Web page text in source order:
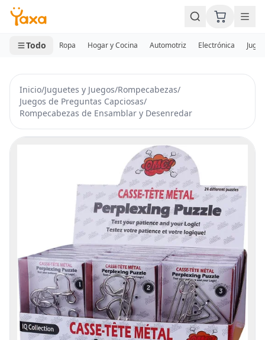
MINI CARRITO
0 productos
Todo Ropa Hogar y Cocina Automotriz Electrónica
Inicio/Juguetes y Juegos/Rompecabezas/
Juegos de Preguntas Capciosas/
Rompecabezas de Ensamblar y Desenredar